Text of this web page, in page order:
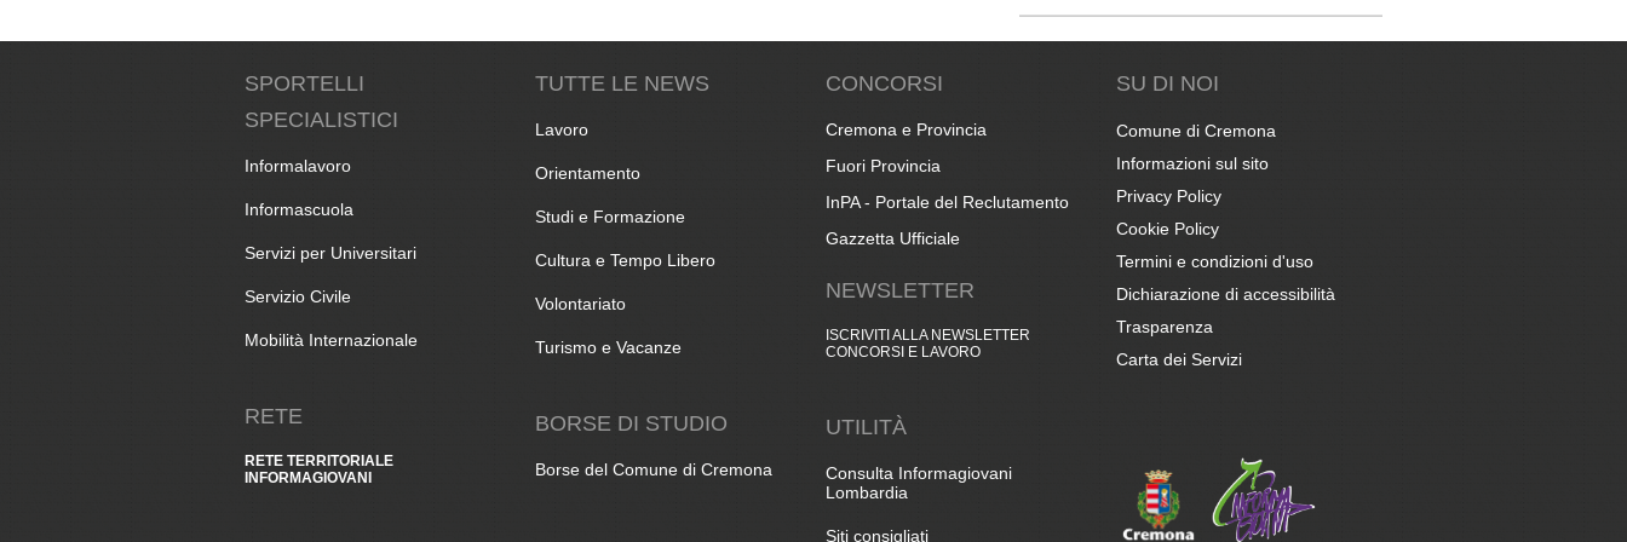
SPORTELLI
SPECIALISTICI
Informalavoro
Informascuola
Servizi per Universitari
Servizio Civile
Mobilità Internazionale
RETE
RETE TERRITORIALE
INFORMAGIOVANI
TUTTE LE NEWS
Lavoro
Orientamento
Studi e Formazione
Cultura e Tempo Libero
Volontariato
Turismo e Vacanze
BORSE DI STUDIO
Borse del Comune di Cremona
CONCORSI
Cremona e Provincia
Fuori Provincia
InPA - Portale del Reclutamento
Gazzetta Ufficiale
NEWSLETTER
ISCRIVITI ALLA NEWSLETTER
CONCORSI E LAVORO
UTILITÀ
Consulta Informagiovani
Lombardia
Siti consigliati
SU DI NOI
Comune di Cremona
Informazioni sul sito
Privacy Policy
Cookie Policy
Termini e condizioni d'uso
Dichiarazione di accessibilità
Trasparenza
Carta dei Servizi